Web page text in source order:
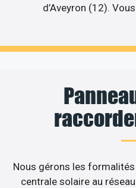
d’Aveyron (12).
Nous gérons les
centrale solaire au